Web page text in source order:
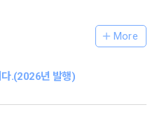
More
다.(2026년 발행)